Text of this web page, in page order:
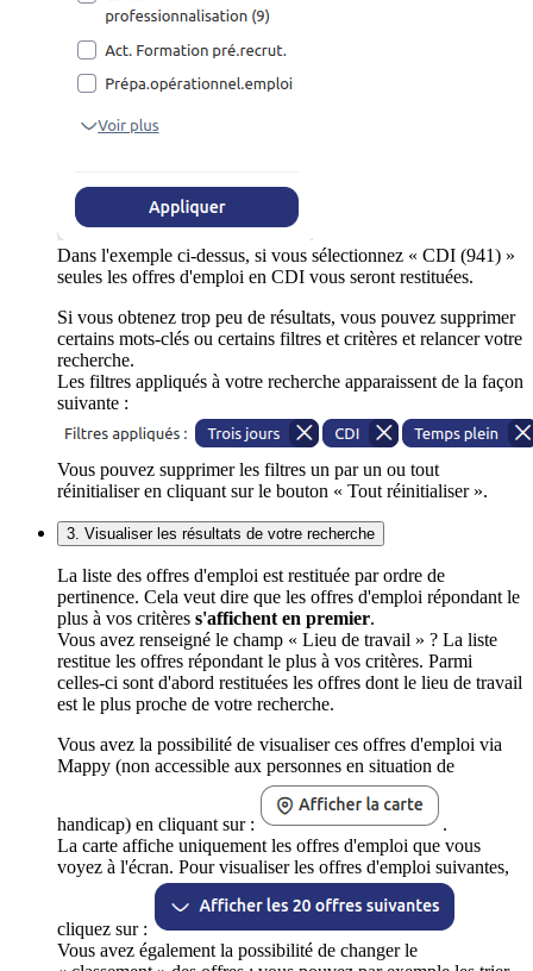
Dans l'exemple ci-dessus, si vous sélectionnez « CDI (941) »
seules les offres d'emploi en CDI vous seront restituées.
Si vous obtenez trop peu de résultats, vous pouvez supprimer
certains mots-clés ou certains filtres et critères et relancer votre
recherche.
Les filtres appliqués à votre recherche apparaissent de la façon
suivante :
Vous pouvez supprimer les filtres un par un ou tout
réinitialiser en cliquant sur le bouton « Tout réinitialiser ».
3. Visualiser les résultats de votre recherche
La liste des offres d'emploi est restituée par ordre de
pertinence. Cela veut dire que les offres d'emploi répondant le
plus à vos critères s'affichent en premier.
Vous avez renseigné le champ « Lieu de travail » ? La liste
restitue les offres répondant le plus à vos critères. Parmi
celles-ci sont d'abord restituées les offres dont le lieu de travail
est le plus proche de votre recherche.
Vous avez la possibilité de visualiser ces offres d'emploi via
Mappy (non accessible aux personnes en situation de
handicap) en cliquant sur :
.
La carte affiche uniquement les offres d'emploi que vous
voyez à l'écran. Pour visualiser les offres d'emploi suivantes,
cliquez sur :
Vous avez également la possibilité de changer le